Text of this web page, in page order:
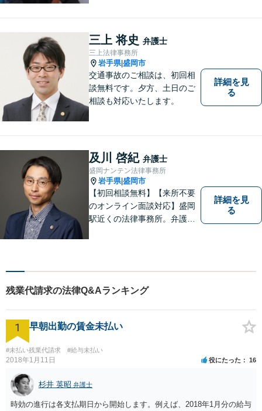
に、そして真剣に取り組みま
す。皆様が安心して相談でき
るような雰囲気づくりを行な
っています。
三上 将史 弁護士
三上法律事務所
岩手県|盛岡市
交通事故のご相談は、初回相
談無料です。夕方、土日のご
相談も対応いたします。
詳細を見
る
及川 啓紀 弁護士
盛岡ナンテン法律事務所
岩手県|盛岡市
【初回相談無料】【来所不要
のオンライン面談対応】盛岡
駅近くの法律事務所。弁護士
専門用語は避け、依頼者様が
います。【土日祝・時間外対
応可】
詳細を見
る
残業代請求の法律Q&Aランキング
1 早朝出勤の賃金未払い
#未払い残業代請求 #給与未払い
2018年1月11日 役にたった 16
杉井 英昭 弁護士
時効の進行は各支払期日から開始します。例えば、2018年1月分の給与